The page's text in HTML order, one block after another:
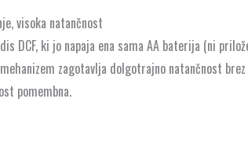
visoka natančnost
DCF, ki jo napaja ena sama AA baterija (ni
zagotavlja dolgotrajno natančnost
pomembna.